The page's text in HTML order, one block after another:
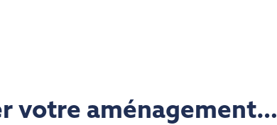
votre aménagement…